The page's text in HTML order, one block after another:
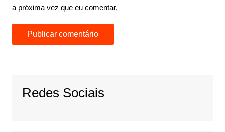
a próxima vez que eu comentar.
Redes Sociais